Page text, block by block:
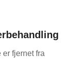
er fjernet fra